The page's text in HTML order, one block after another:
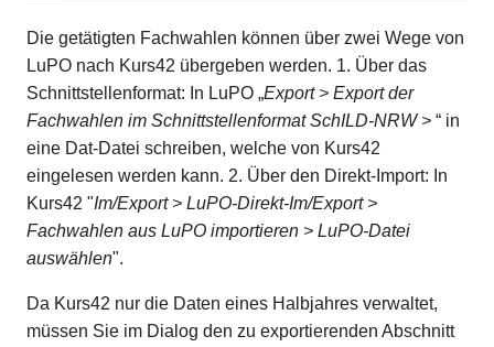
Die getätigten Fachwahlen können über zwei Wege von
LuPO nach Kurs42 übergeben werden. 1. Über das
Schnittstellenformat: In LuPO „Export > Export der
Fachwahlen im Schnittstellenformat SchILD-NRW > “ in
eine Dat-Datei schreiben, welche von Kurs42
eingelesen werden kann. 2. Über den Direkt-Import: In
Kurs42 "Im/Export > LuPO-Direkt-Im/Export >
Fachwahlen aus LuPO importieren > LuPO-Datei
auswählen".
Da Kurs42 nur die Daten eines Halbjahres verwaltet,
müssen Sie im Dialog den zu exportierenden Abschnitt